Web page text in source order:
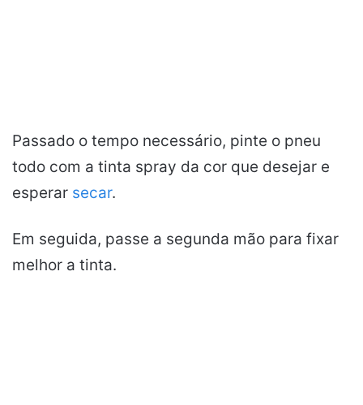
Passado o tempo necessário, pinte o pneu
todo com a tinta spray da cor que desejar e
esperar secar.
Em seguida, passe a segunda mão para fixar
melhor a tinta.